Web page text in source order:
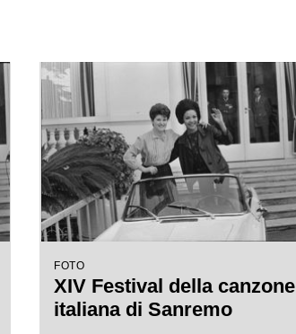
FOTO
XIV Festival della canzone
italiana di Sanremo